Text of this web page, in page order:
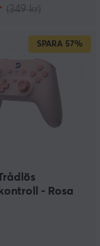
SPARA 57%
- Rosa